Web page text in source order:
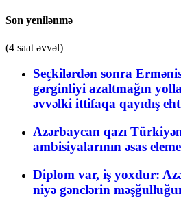
Son yenilənmə
(4 saat əvvəl)
Seçkilərdən sonra
gərginliyi azaltmağın
əvvəlki ittifaqa qayıdış
Azərbaycan qazı
ambisiyalarının əsas
Diplom var, iş yoxdur:
niyə gənclərin